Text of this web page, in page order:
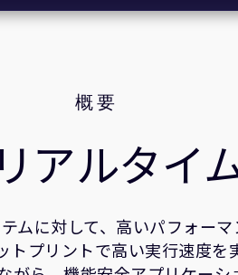
概要
アルタイ
に対して、高いパフォー
プリントで高い実行速度